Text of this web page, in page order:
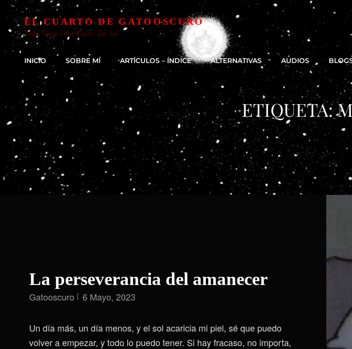
EL CUARTO DE GATOOSCURO
Todo Tiene Una Razón De Ser
INICIO SOBRE MÍ ARTÍCULOS – ÍNDICE ALTERNATIVAS AUDIOS
ETIQUETA:
La perseverancia del amanecer
Gatooscuro 6 Mayo, 2023
Un día más, un día menos, y el sol acaricia mi piel, sé que puedo
volver a empezar, y todo lo puedo tener. Si hay fracaso, no importa,